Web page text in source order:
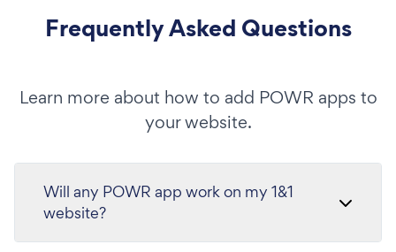
Frequently Asked Questions
Learn more about how to add POWR apps to
your website.
Will any POWR app work on my 1&1
website?